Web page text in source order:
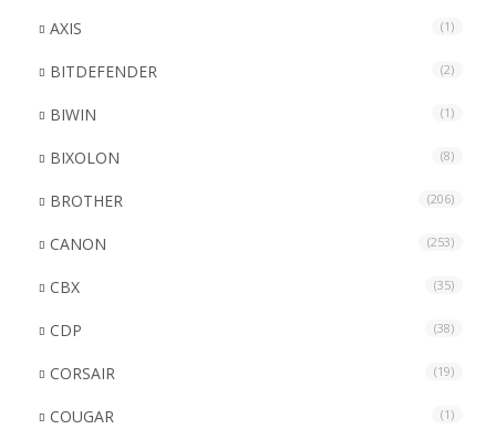
AXIS (1)
BITDEFENDER (2)
BIWIN (1)
BIXOLON (8)
BROTHER (206)
CANON (253)
CBX (35)
CDP (38)
CORSAIR (19)
COUGAR (1)